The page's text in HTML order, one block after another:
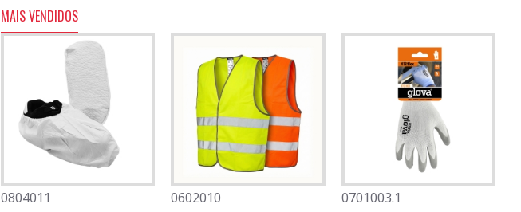
MAIS VENDIDOS
0804011 0602010 0701003.1